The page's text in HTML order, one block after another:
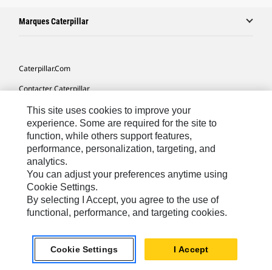
Marques Caterpillar
Caterpillar.com
Contacter Caterpillar
Mes Préférences Marketing
Plan Du Site
Cookie Settings
Légales
Confidentialité
Europe - Français© 2026 Caterpillar. Tous droits réservés.
This site uses cookies to improve your
experience. Some are required for the site to
function, while others support features,
performance, personalization, targeting, and
analytics.
You can adjust your preferences anytime using
Cookie Settings.
By selecting I Accept, you agree to the use of
functional, performance, and targeting cookies.
Cookie Settings I Accept